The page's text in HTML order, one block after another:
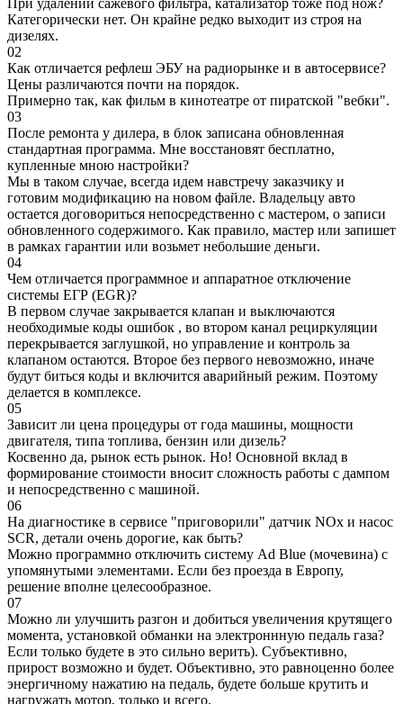
Категорически нет. Он крайне редко выходит из строя на
дизелях.
02
Как отличается рефлеш ЭБУ на радиорынке и в автосервисе?
Цены различаются почти на порядок.
Примерно так, как фильм в кинотеатре от пиратской "вебки".
03
После ремонта у дилера, в блок записана обновленная
стандартная программа. Мне восстановят бесплатно,
купленные мною настройки?
Мы в таком случае, всегда идем навстречу заказчику и
готовим модификацию на новом файле. Владельцу авто
остается договориться непосредственно с мастером, о записи
обновленного содержимого. Как правило, мастер или запишет
в рамках гарантии или возьмет небольшие деньги.
04
Чем отличается программное и аппаратное отключение
системы ЕГР (EGR)?
В первом случае закрывается клапан и выключаются
необходимые коды ошибок , во втором канал рециркуляции
перекрывается заглушкой, но управление и контроль за
клапаном остаются. Второе без первого невозможно, иначе
будут биться коды и включится аварийный режим. Поэтому
делается в комплексе.
05
Зависит ли цена процедуры от года машины, мощности
двигателя, типа топлива, бензин или дизель?
Косвенно да, рынок есть рынок. Но! Основной вклад в
формирование стоимости вносит сложность работы с дампом
и непосредственно с машиной.
06
На диагностике в сервисе "приговорили" датчик NOx и насос
SCR, детали очень дорогие, как быть?
Можно программно отключить систему Ad Blue (мочевина) с
упомянутыми элементами. Если без проезда в Европу,
решение вполне целесообразное.
07
Можно ли улучшить разгон и добиться увеличения крутящего
момента, установкой обманки на электроннную педаль газа?
Если только будете в это сильно верить). Субъективно,
прирост возможно и будет. Объективно, это равноценно более
энергичному нажатию на педаль, будете больше крутить и
нагружать мотор, только и всего.